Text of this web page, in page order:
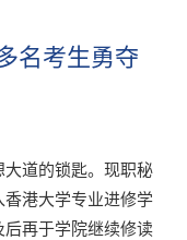
名考生勇夺
道的锁匙。现职秘
港大学专业进修学
再于学院继续修读